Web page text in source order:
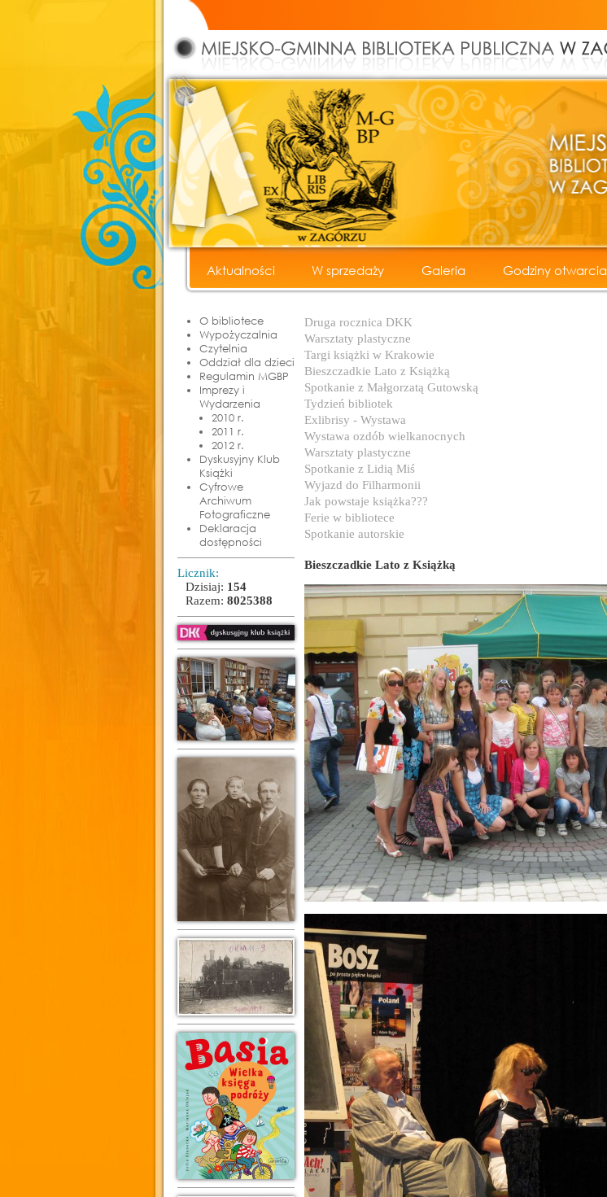
Aktualności W sprzedaży Galeria Godziny otwarcia
O bibliotece
Wypożyczalnia
Czytelnia
Oddział dla dzieci
Regulamin MGBP
Imprezy i
Wydarzenia
2010 r.
2011 r.
2012 r.
Dyskusyjny Klub
Książki
Cyfrowe
Archiwum
Fotograficzne
Deklaracja
dostępności
Licznik:
Dzisiaj: 154
Razem: 8025388
Druga rocznica DKK
Warsztaty plastyczne
Targi książki w Krakowie
Bieszczadkie Lato z Książką
Spotkanie z Małgorzatą Gutowską
Tydzień bibliotek
Exlibrisy - Wystawa
Wystawa ozdób wielkanocnych
Warsztaty plastyczne
Spotkanie z Lidią Miś
Wyjazd do Filharmonii
Jak powstaje książka???
Ferie w bibliotece
Spotkanie autorskie
Bieszczadkie Lato z Książką